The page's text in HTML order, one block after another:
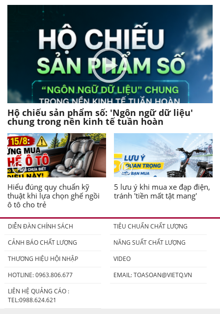
Hộ chiếu sản phẩm số: 'Ngôn ngữ dữ liệu'
chung trong nền kinh tế tuần hoàn
Hiểu đúng quy chuẩn kỹ
thuật khi lựa chọn ghế ngồi
ô tô cho trẻ
5 lưu ý khi mua xe đạp điện,
tránh 'tiền mất tật mang'
DIỄN ĐÀN CHÍNH SÁCH
TIÊU CHUẨN CHẤT LƯỢNG
CẢNH BÁO CHẤT LƯỢNG
NĂNG SUẤT CHẤT LƯỢNG
THƯƠNG HIỆU HỘI NHẬP
VIDEO
HOTLINE: 0963.806.677
EMAIL:TOASOAN@VIETQ.VN
LIÊN HỆ QUẢNG CÁO :
TEL:0988.624.621